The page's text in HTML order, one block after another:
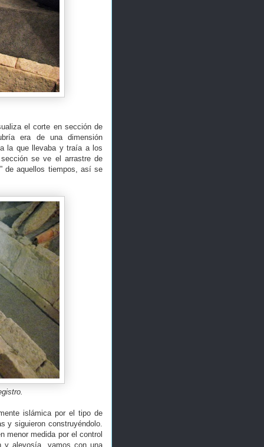
el corte en sección de
era de una dimensión
la que llevaba y traía a los
se ve el arrastre de
de aquellos tiempos, así se
islámica por el tipo de
y siguieron construyéndolo.
menor medida por el control
y alevosía, vamos con una